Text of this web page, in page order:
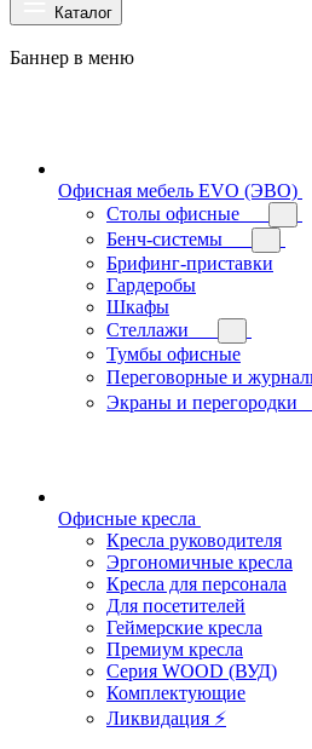
Каталог
Баннер в меню
Офисная мебель EVO (ЭВО)
Cтолы офисные
Бенч-системы
Брифинг-приставки
Гардеробы
Шкафы
Стеллажи
Тумбы офисные
Переговорные и
Экраны и перегородки
Офисные кресла
Кресла руководителя
Эргономичные кресла
Кресла для персонала
Для посетителей
Геймерские кресла
Премиум кресла
Серия WOOD (ВУД)
Комплектующие
Ликвидация ⚡